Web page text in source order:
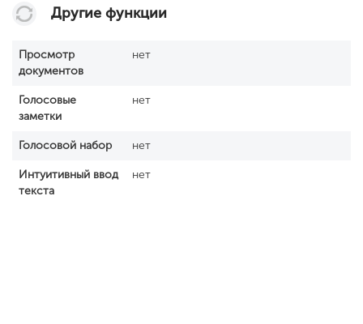
Другие функции
Просмотр
документов
нет
Голосовые
заметки
нет
Голосовой набор нет
Интуитивный ввод
текста
нет